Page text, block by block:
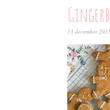
13 december 2015